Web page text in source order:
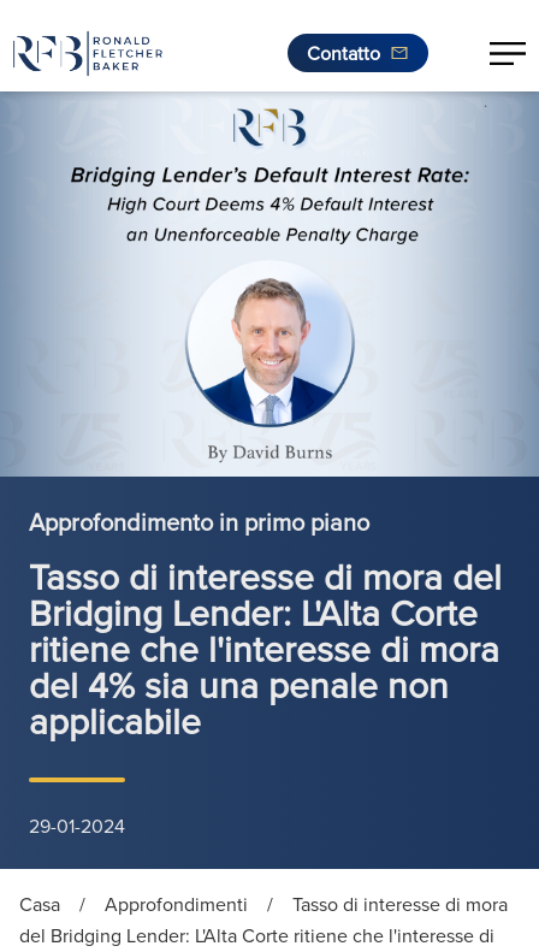
Contatto
.
Approfondimento in primo piano
Tasso di interesse di mora del
Bridging Lender: L'Alta Corte
ritiene che l'interesse di mora
del 4% sia una penale non
applicabile
29-01-2024
Casa / Approfondimenti /
Tasso di interesse di mora
del Bridging Lender: L'Alta Corte ritiene che l'interesse di